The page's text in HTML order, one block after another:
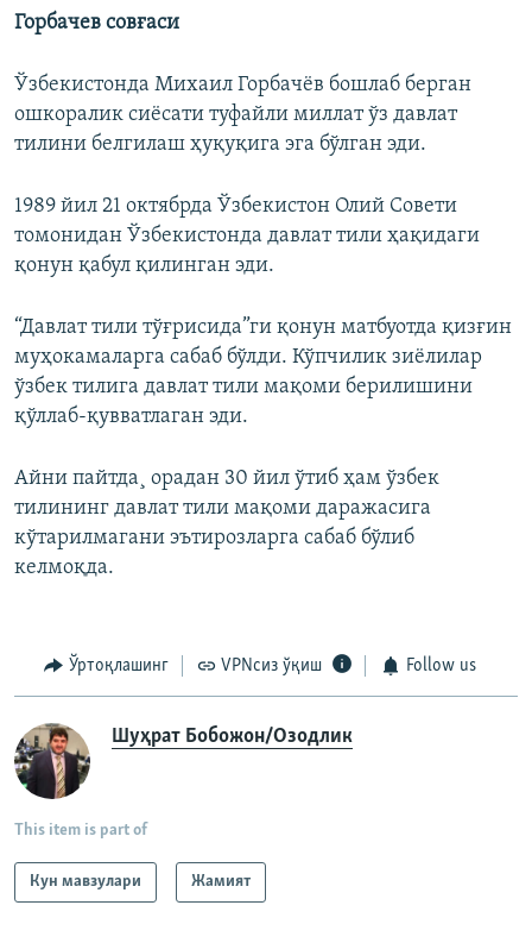
Горбачев совғаси
Ўзбекистонда Михаил Горбачёв бошлаб берган
ошкоралик сиёсати туфайли миллат ўз давлат
тилини белгилаш ҳуқуқига эга бўлган эди.
1989 йил 21 октябрда Ўзбекистон Олий Совети
томонидан Ўзбекистонда давлат тили ҳақидаги
қонун қабул қилинган эди.
“Давлат тили тўғрисида”ги қонун матбуотда қизғин
муҳокамаларга сабаб бўлди. Кўпчилик зиёлилар
ўзбек тилига давлат тили мақоми берилишини
қўллаб-қувватлаган эди.
Айни пайтда¸ орадан 30 йил ўтиб ҳам ўзбек
тилининг давлат тили мақоми даражасига
кўтарилмагани эътирозларга сабаб бўлиб
келмоқда.
Ўртоқлашинг VPNсиз ўқиш Follow us
Шуҳрат Бобожон/Озодлик
This item is part of
Кун мавзулари Жамият